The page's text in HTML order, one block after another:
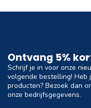
Ontvang 5%
Schrijf je in voor onze
volgende bestelling! Heb
producten? Bezoek dan
onze bedrijfsgegevens.